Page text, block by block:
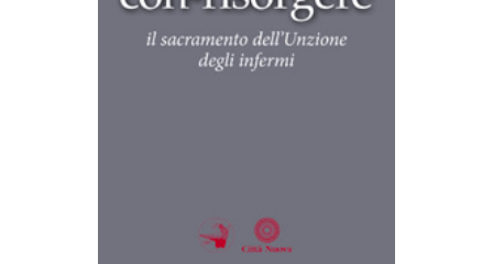
AGGIUNGI AL CARRELLO